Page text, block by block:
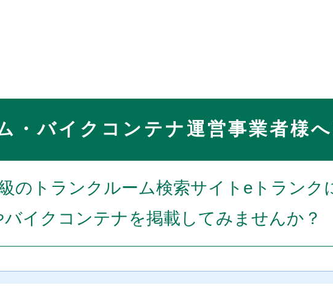
・バイクコンテナ運営事業者様
のトランクルーム検索サイトeトランク
イクコンテナを掲載してみませんか？